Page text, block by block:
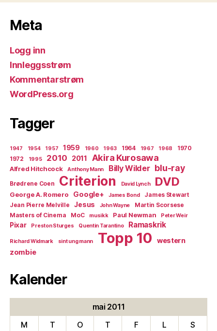
Meta
Logg inn
Innleggsstrøm
Kommentarstrøm
WordPress.org
Tagger
1947 1954 1957 1959 1960 1963 1964 1967 1968
1970
1972
1995 2010 2011 Akira Kurosawa
Alfred Hitchcock Anthony Mann Billy Wilder blu-ray
Brødrene Coen Criterion David Lynch DVD
George A. Romero Google+ James Bond
James Stewart
Jean Pierre Melville
Jesus John Wayne
Martin Scorsese
Masters of Cinema
MoC musikk Paul Newman Peter Weir
Pixar Preston Sturges Quentin Tarantino Ramaskrik
Richard Widmark sint ung mann Topp 10
western
zombie
Kalender
mai 2011
M
T O T F L S